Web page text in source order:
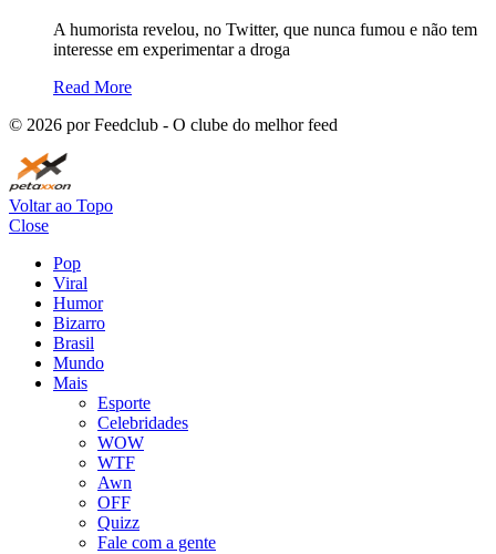
A humorista revelou, no Twitter, que nunca fumou e não tem
interesse em experimentar a droga
Read More
© 2026 por Feedclub - O clube do melhor feed
Voltar ao Topo
Close
Pop
Viral
Humor
Bizarro
Brasil
Mundo
Mais
Esporte
Celebridades
WOW
WTF
Awn
OFF
Quizz
Fale com a gente